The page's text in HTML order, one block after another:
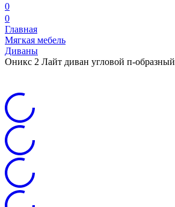
0
0
Главная
Мягкая мебель
Диваны
Оникс 2 Лайт диван угловой п-образный